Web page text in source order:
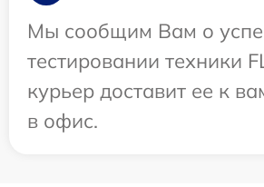
Мы сообщим Вам о
тестировании техники
курьер доставит ее к
в офис.